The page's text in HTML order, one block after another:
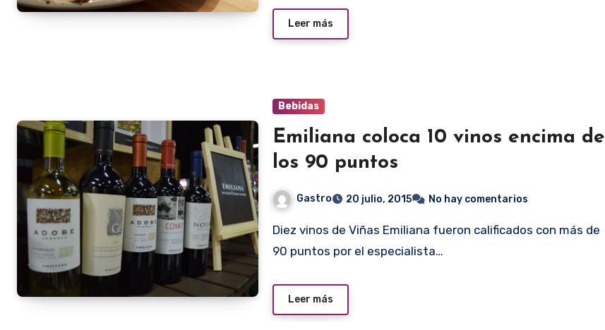
Leer más
Bebidas
Emiliana coloca 10 vinos encima de
los 90 puntos
Gastro 20 julio, 2015 No hay comentarios
Diez vinos de Viñas Emiliana fueron calificados con más de
90 puntos por el especialista…
Leer más